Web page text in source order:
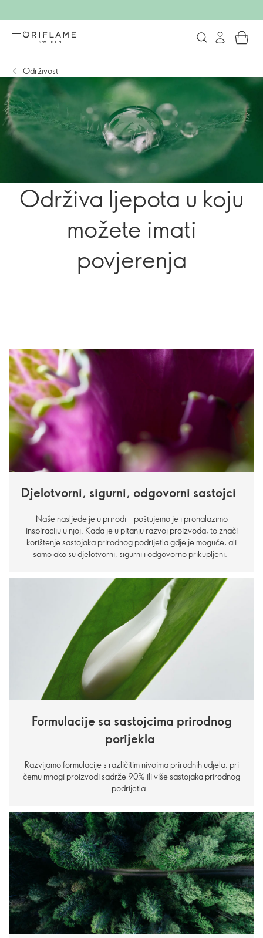
Održivost
Održiva ljepota u koju
možete imati
povjerenja
Djelotvorni, sigurni, odgovorni sastojci
Naše nasljeđe je u prirodi – poštujemo je i pronalazimo
inspiraciju u njoj. Kada je u pitanju razvoj proizvoda, to znači
korištenje sastojaka prirodnog podrijetla gdje je moguće, ali
samo ako su djelotvorni, sigurni i odgovorno prikupljeni.
Formulacije sa sastojcima prirodnog
porijekla
Razvijamo formulacije s različitim nivoima prirodnih udjela, pri
čemu mnogi proizvodi sadrže 90% ili više sastojaka prirodnog
podrijetla.